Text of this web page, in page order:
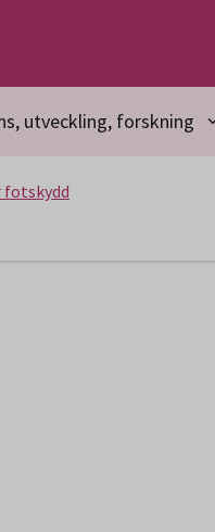
utveckling, forskning
fotskydd